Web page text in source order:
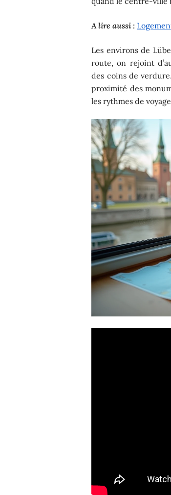
A lire aussi :
Les environs de
route, on rejoint
des coins de
proximité des
les rythmes de